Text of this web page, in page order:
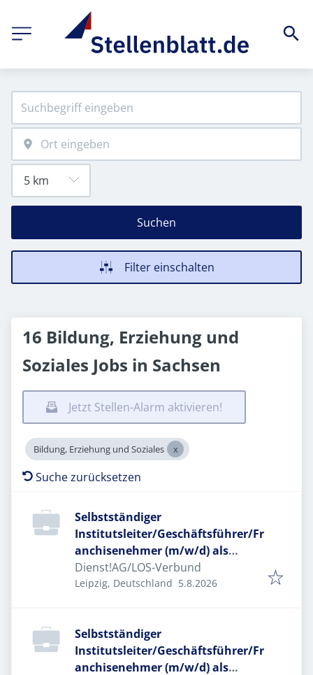
Suchen
Filter einschalten
16 Bildung, Erziehung und
Soziales Jobs in Sachsen
Jetzt Stellen-Alarm aktivieren!
Bildung, Erziehung und Soziales
Suche zurücksetzen
Selbstständiger
Institutsleiter/Geschäftsführer/Fr
anchisenehmer (m/w/d) als
Standortleiter (m/w/d) im LOS-
Verbund
Dienst!AG/LOS-Verbund
Leipzig, Deutschland Veröffentlicht
5.8.2026
Selbstständiger
Institutsleiter/Geschäftsführer/Fr
anchisenehmer (m/w/d) als